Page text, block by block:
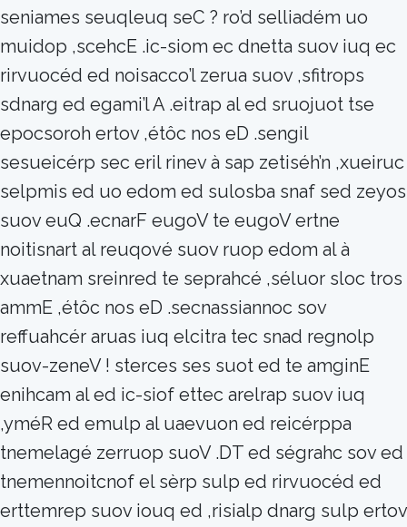
seniames seuqleuq seC ? ro’d selliadém uo
muidop ,scehcE .ic-siom ec dnetta suov iuq ec
rirvuocéd ed noisacco’l zerua suov ,sfitrops
sdnarg ed egami’l A .eitrap al ed sruojuot tse
epocsoroh ertov ,étôc nos eD .sengil
sesueicérp sec eril rinev à sap zetiséh’n ,xueiruc
selpmis ed uo edom ed sulosba snaf sed zeyos
suov euQ .ecnarF eugoV te eugoV ertne
noitisnart al reuqové suov ruop edom al à
xuaetnam sreinred te seprahcé ,séluor sloc tros
ammE ,étôc nos eD .secnassiannoc sov
reffuahcér aruas iuq elcitra tec snad regnolp
suov-zeneV ! sterces ses suot ed te amginE
enihcam al ed ic-siof ettec arelrap suov iuq
,yméR ed emulp al uaevuon ed reicérppa
tnemelagé zerruop suoV .DT ed ségrahc sov ed
tnemennoitcnof el sèrp sulp ed rirvuocéd ed
erttemrep suov iouq ed ,risialp dnarg sulp ertov